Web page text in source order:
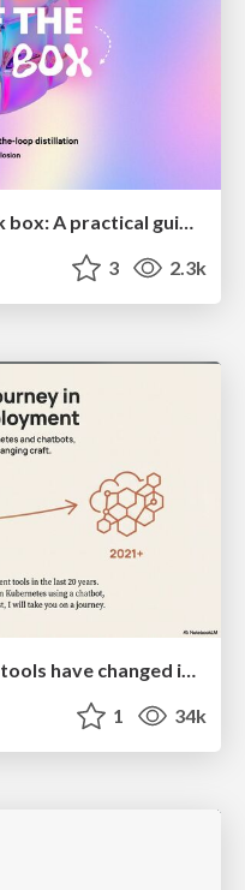
Taking LLMs out of the black box: A practical guide to human-in-the-loop distillation
3 2.3k
1 34k